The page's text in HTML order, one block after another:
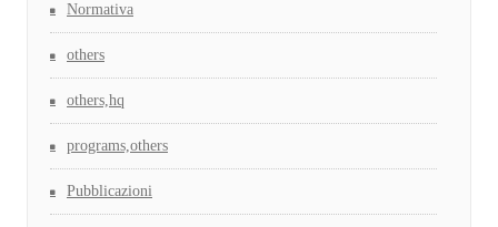
Normativa
others
others,hq
programs,others
Pubblicazioni